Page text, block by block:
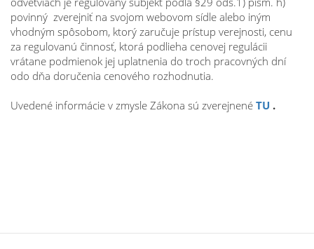
povinný zverejniť na svojom webovom sídle alebo iným
vhodným spôsobom, ktorý zaručuje prístup verejnosti, cenu
za regulovanú činnosť, ktorá podlieha cenovej regulácii
vrátane podmienok jej uplatnenia do troch pracovných dní
odo dňa doručenia cenového rozhodnutia.
Uvedené informácie v zmysle Zákona sú zverejnené TU .